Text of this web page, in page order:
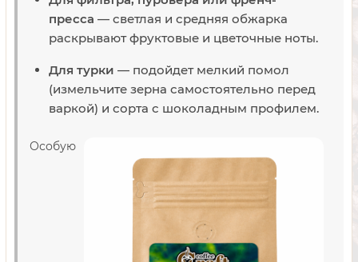
пресса — светлая и средняя обжарка
раскрывают фруктовые и цветочные ноты.
Для турки — подойдет мелкий помол
(измельчите зерна самостоятельно перед
варкой) и сорта с шоколадным профилем.
Особую